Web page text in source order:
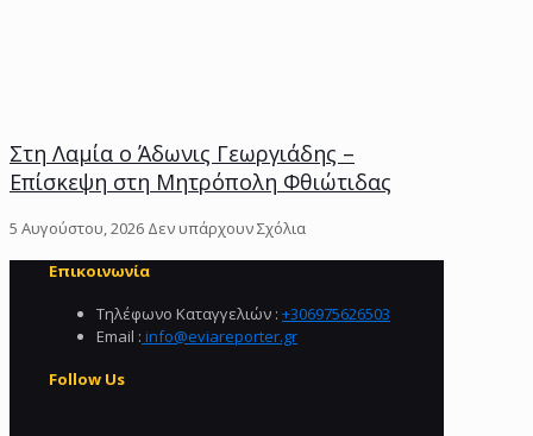
Στη Λαμία ο Άδωνις Γεωργιάδης –
Επίσκεψη στη Μητρόπολη Φθιώτιδας
5 Αυγούστου, 2026 Δεν υπάρχουν Σχόλια
Επικοινωνία
Τηλέφωνο Καταγγελιών : +306975626503‬
Email : info@eviareporter.gr
Follow Us